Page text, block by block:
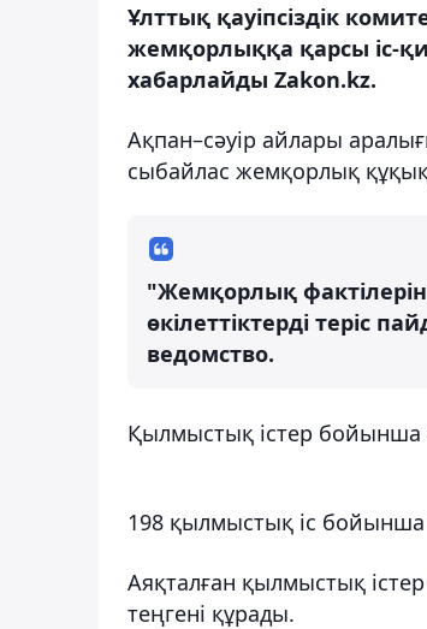
Ұлттық қауіпсіздік
жемқорлыққа қарсы іс-
хабарлайды Zakon.kz.
Ақпан–сәуір айлары
сыбайлас жемқорлық
"Жемқорлық
өкілеттіктерді теріс
ведомство.
Қылмыстық істер бойынша
198 қылмыстық іс бойынша
Аяқталған қылмыстық
теңгені құрады.